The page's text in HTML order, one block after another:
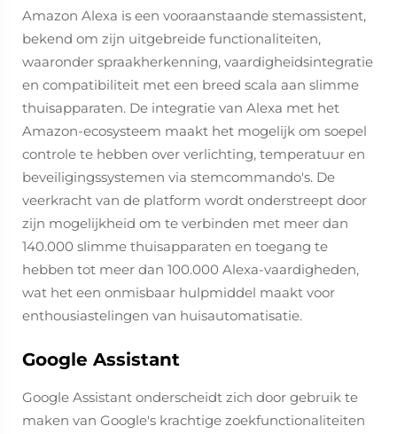
Amazon Alexa is een vooraanstaande stemassistent,
bekend om zijn uitgebreide functionaliteiten,
waaronder spraakherkenning, vaardigheidsintegratie
en compatibiliteit met een breed scala aan slimme
thuisapparaten. De integratie van Alexa met het
Amazon-ecosysteem maakt het mogelijk om soepel
controle te hebben over verlichting, temperatuur en
beveiligingssystemen via stemcommando's. De
veerkracht van de platform wordt onderstreept door
zijn mogelijkheid om te verbinden met meer dan
140.000 slimme thuisapparaten en toegang te
hebben tot meer dan 100.000 Alexa-vaardigheden,
wat het een onmisbaar hulpmiddel maakt voor
enthousiastelingen van huisautomatisatie.
Google Assistant
Google Assistant onderscheidt zich door gebruik te
maken van Google's krachtige zoekfunctionaliteiten